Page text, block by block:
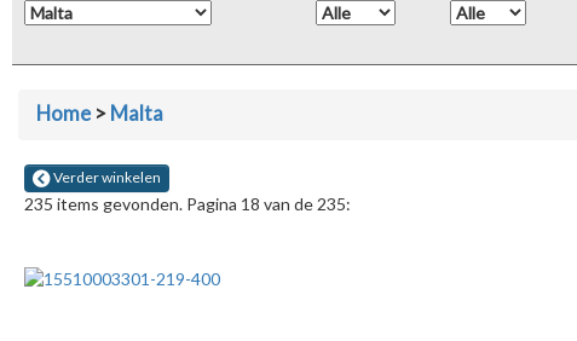
Home>Malta
Verder winkelen
235 items gevonden. Pagina 18 van de 235: